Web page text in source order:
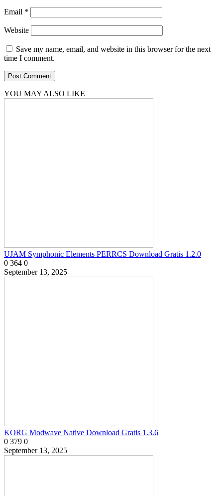
Email *
Website
Save my name, email, and website in this browser for the next
time I comment.
YOU MAY ALSO LIKE
UJAM Symphonic Elements PERRCS Download Gratis 1.2.0
0 364 0
September 13, 2025
KORG Modwave Native Download Gratis 1.3.6
0 379 0
September 13, 2025